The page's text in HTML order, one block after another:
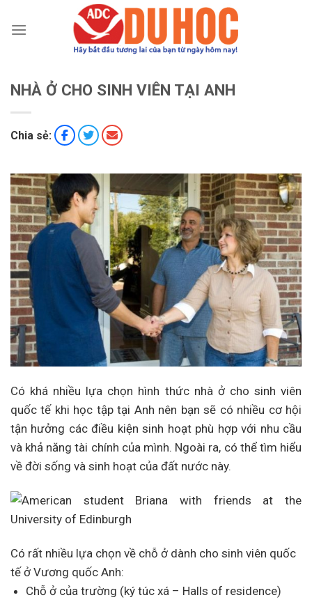
đến
NHÀ Ở CHO SINH VIÊN TẠI ANH
Chia sẻ:
Có khá nhiều lựa chọn hình thức nhà ở cho sinh viên
quốc tế khi học tập tại Anh nên bạn sẽ có nhiều cơ hội
tận hưởng các điều kiện sinh hoạt phù hợp với nhu cầu
và khả năng tài chính của mình. Ngoài ra, có thể tìm hiểu
về đời sống và sinh hoạt của đất nước này.
Có rất nhiều lựa chọn về chỗ ở dành cho sinh viên quốc
tế ở Vương quốc Anh:
Chỗ ở của trường (ký túc xá – Halls of residence)